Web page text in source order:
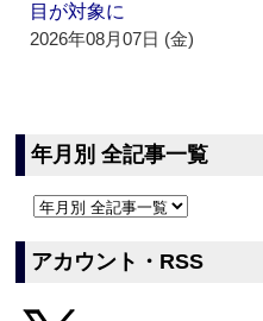
目が対象に
2026年08月07日 (金)
年月別 全記事一覧
アカウント・RSS